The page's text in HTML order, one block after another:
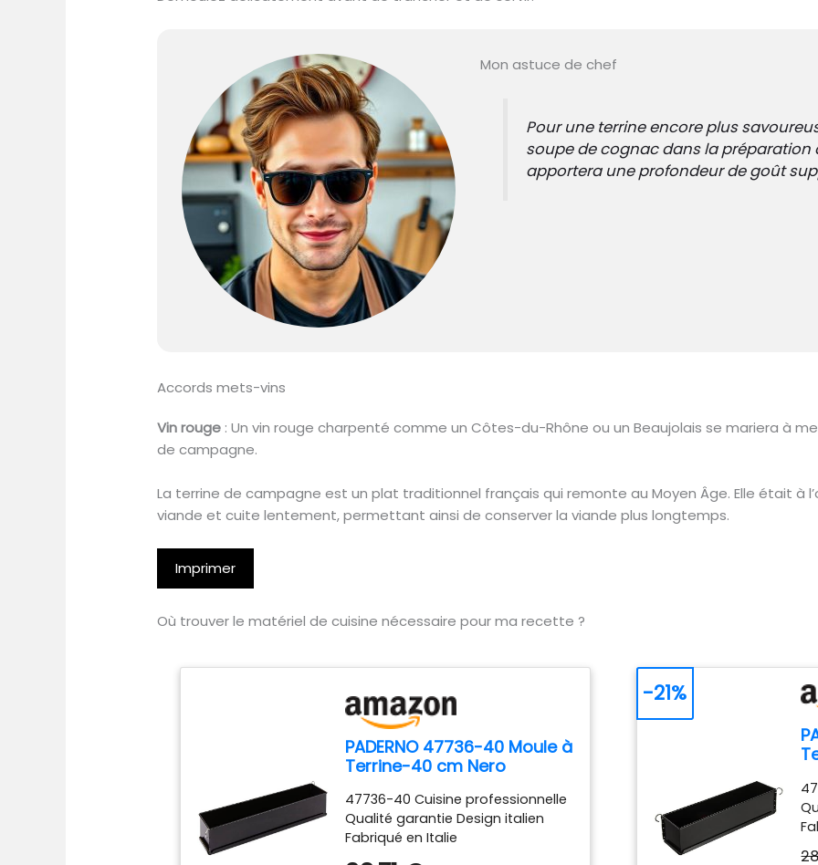
Mon astuce de chef
Pour une terrine encore plus
soupe de cognac dans la préparation
apportera une profondeur de goût
Accords mets-vins
Vin rouge : Un vin rouge charpenté comme un Côtes-du-Rhône ou un Beaujolais se mariera à
de campagne.
La terrine de campagne est un plat traditionnel français qui remonte au Moyen Âge. Elle était à
viande et cuite lentement, permettant ainsi de conserver la viande plus longtemps.
Imprimer
Où trouver le matériel de cuisine nécessaire pour ma recette ?
PADERNO 47736-40 Moule à
Terrine-40 cm Nero
47736-40 Cuisine professionnelle
Qualité garantie Design italien
Fabriqué en Italie
-21%